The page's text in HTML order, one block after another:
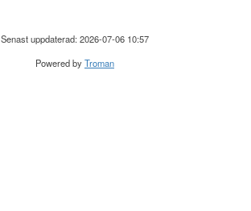
Senast uppdaterad: 2026-07-06 10:57
Powered byTroman